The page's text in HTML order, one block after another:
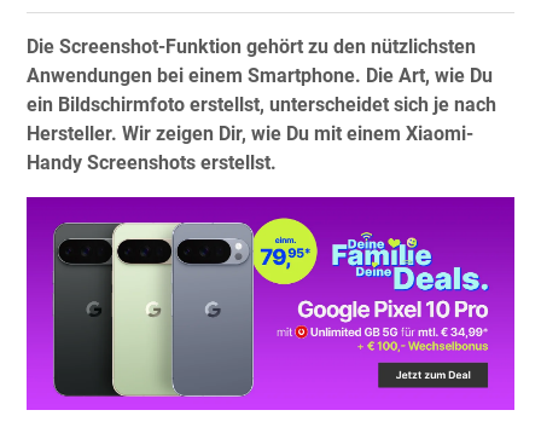
Die Screenshot-Funktion gehört zu den nützlichsten
Anwendungen bei einem Smartphone. Die Art, wie Du
ein Bildschirmfoto erstellst, unterscheidet sich je nach
Hersteller. Wir zeigen Dir, wie Du mit einem Xiaomi-
Handy Screenshots erstellst.